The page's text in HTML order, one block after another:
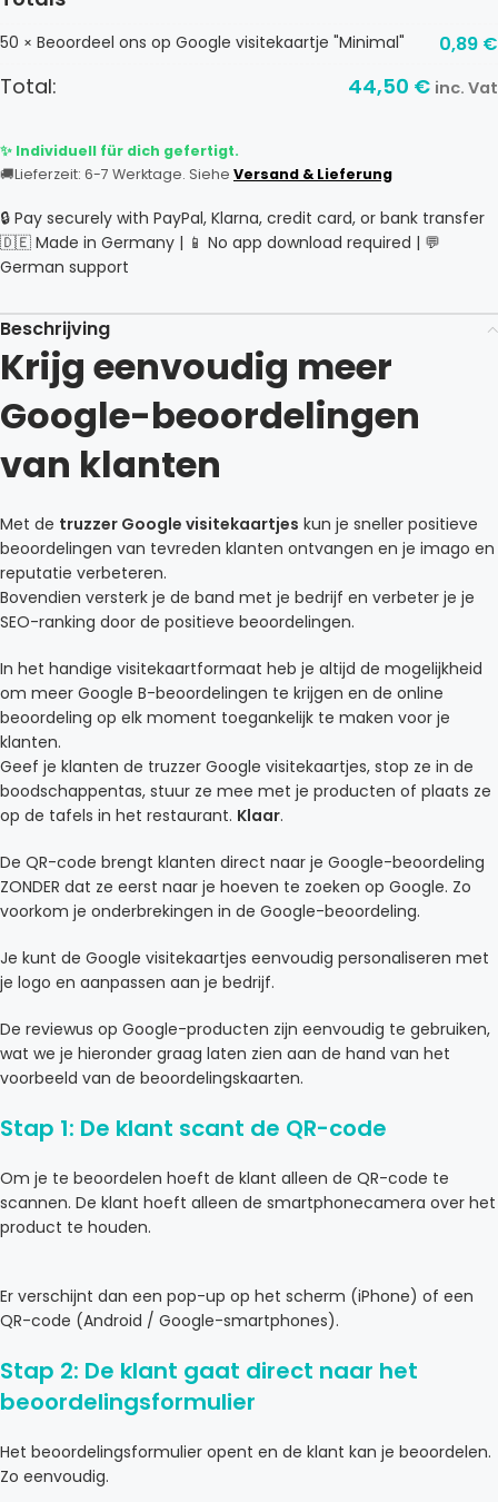
50 × Beoordeel ons op Google visitekaartje "Minimal" 0,89 €
Total: 44,50 € inc. Vat
✨ Individuell für dich gefertigt.
🚚Lieferzeit: 6-7 Werktage. Siehe Versand & Lieferung
🔒 Pay securely with PayPal, Klarna, credit card, or bank transfer
🇩🇪 Made in Germany | 📱 No app download required | 💬
German support
Beschrijving
Krijg eenvoudig meer
Google-beoordelingen
van klanten
Met de truzzer Google visitekaartjes kun je sneller positieve
beoordelingen van tevreden klanten ontvangen en je imago en
reputatie verbeteren.
Bovendien versterk je de band met je bedrijf en verbeter je je
SEO-ranking door de positieve beoordelingen.
In het handige visitekaartformaat heb je altijd de mogelijkheid
om meer Google B-beoordelingen te krijgen en de online
beoordeling op elk moment toegankelijk te maken voor je
klanten.
Geef je klanten de truzzer Google visitekaartjes, stop ze in de
boodschappentas, stuur ze mee met je producten of plaats ze
op de tafels in het restaurant. Klaar.
De QR-code brengt klanten direct naar je Google-beoordeling
ZONDER dat ze eerst naar je hoeven te zoeken op Google. Zo
voorkom je onderbrekingen in de Google-beoordeling.
Je kunt de Google visitekaartjes eenvoudig personaliseren met
je logo en aanpassen aan je bedrijf.
De reviewus op Google-producten zijn eenvoudig te gebruiken,
wat we je hieronder graag laten zien aan de hand van het
voorbeeld van de beoordelingskaarten.
Stap 1: De klant scant de QR-code
Om je te beoordelen hoeft de klant alleen de QR-code te
scannen. De klant hoeft alleen de smartphonecamera over het
product te houden.
Er verschijnt dan een pop-up op het scherm (iPhone) of een
QR-code (Android / Google-smartphones).
Stap 2: De klant gaat direct naar het
beoordelingsformulier
Het beoordelingsformulier opent en de klant kan je beoordelen.
Zo eenvoudig.